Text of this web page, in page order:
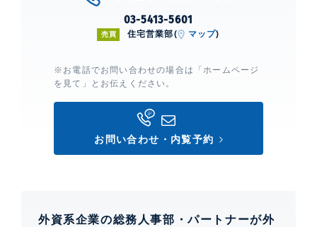
建物詳細
03-5413-5601
売買 住宅営業部( マップ)
※お電話でお問い合わせの場合は「ホームページ
を見て」とお伝えください。
お問い合わせ・内覧予約
外資系企業の総務人事部・パートナーが外